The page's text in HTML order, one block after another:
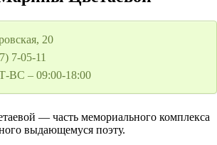
20
7-05-11
ВС – 09:00-18:00
— часть мемориального комплекса
выдающемуся поэту.